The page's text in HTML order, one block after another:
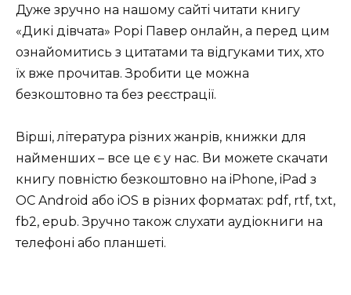
Дуже зручно на нашому сайті читати книгу
«Дикі дівчата» Рорі Павер онлайн, а перед цим
ознайомитись з цитатами та відгуками тих, хто
їх вже прочитав. Зробити це можна
безкоштовно та без реєстрації.
Вірші, література різних жанрів, книжки для
найменших – все це є у нас. Ви можете скачати
книгу повністю безкоштовно на iPhone, iPad з
ОС Android або iOS в різних форматах: pdf, rtf, txt,
fb2, epub. Зручно також слухати аудіокниги на
телефоні або планшеті.